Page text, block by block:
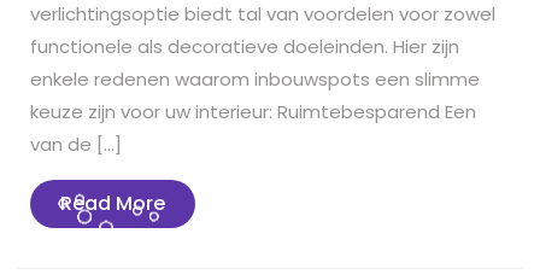
verlichtingsoptie biedt tal van voordelen voor zowel
functionele als decoratieve doeleinden. Hier zijn
enkele redenen waarom inbouwspots een slimme
keuze zijn voor uw interieur: Ruimtebesparend Een
van de […]
Read MoreRead
More